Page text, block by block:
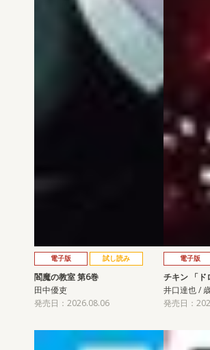
電子版 試し読み
閻魔の教室 第6巻
田中優吏
発売日：2026.08.06
電子版
チキン 「
井口達也 /
発売日：